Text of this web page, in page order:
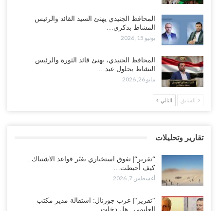
النفط تلتف حول أفريقيا وسفن تعلن: “لا توجد شحنة…
أغسطس 4, 2026
مليون برميل يشعل غضب حضرموت..!
أغسطس 4, 2026
مدير مكتب العليمي يقدم استقالته.. والخلافات تعصف بالرئاسي وصراع
“تعز“| وسط إعادة رسم النفوذ السعودي.. الإصلاح يجدد اتهامه لطارق
بالتهريب وعينه على المحافظ..!
أغسطس 4, 2026
“شبوة“| مع تحشيدات عسكرية تنذر بجولة جديدة مع السعودية.. الإمارات
تعيد تحشيد قواتها في أهم سواحل اليمن على البحر…
المحافظ الجنيدي يهنئ السيد القائد والرئيس
المشاط بذكرى…
يونيو 15, 2026
المحافظ الجنيدي، يهنئ قائد الثورة والرئيس
النشاط بحلول عيد…
مايو 26, 2026
السابق التالي
تقارير وتحليلات
“تقرير“| تفوق استخباري يغيّر قواعد الاشتباك..
كيف أحبطت…
أغسطس 7, 2026
“تقرير“| عرب جورنال: استقالة مدير مكتب
العليمي.. هل دخلت…